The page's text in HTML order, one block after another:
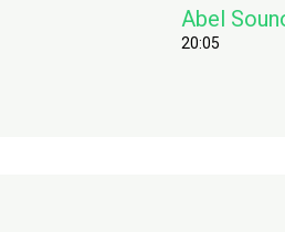
Abel
20:05